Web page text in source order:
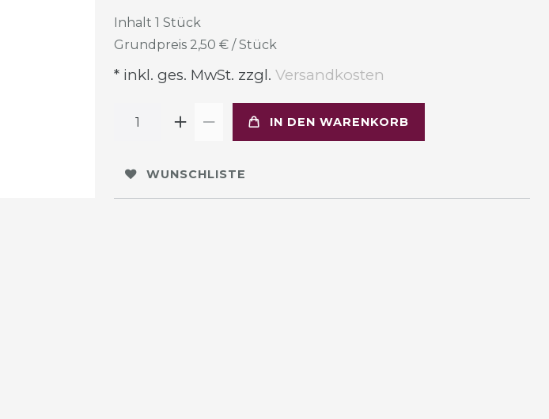
Inhalt 1 Stück
Grundpreis 2,50 € / Stück
* inkl. ges. MwSt. zzgl. Versandkosten
IN DEN WARENKORB
WUNSCHLISTE